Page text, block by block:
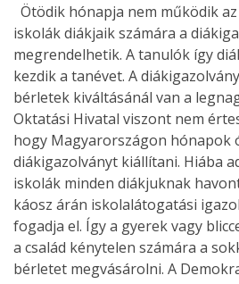
Ötödik hónapja nem működik
iskolák diákjaik számára a
megrendelhetik. A tanulók így
kezdik a tanévet. A
bérletek kiváltásánál van a
Oktatási Hivatal viszont nem
hogy Magyarországon hónapok
diákigazolványt kiállítani. Hiába
iskolák minden diákjuknak
káosz árán iskolalátogatási
fogadja el. Így a gyerek vagy
a család kénytelen számára a
bérletet megvásárolni. A